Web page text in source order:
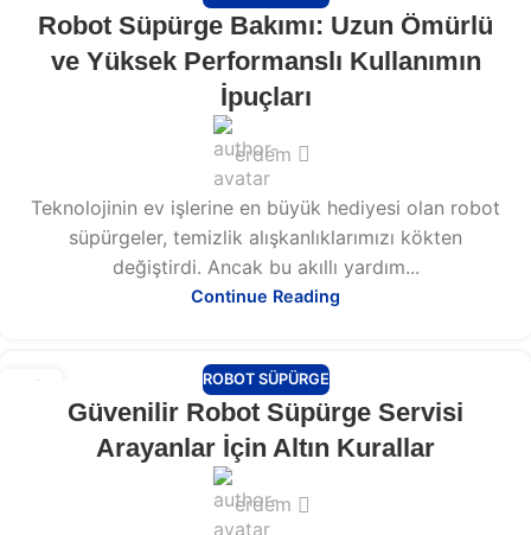
ŞUBRobot Süpürge Bakımı: Uzun Ömürlü
ve Yüksek Performanslı Kullanımın
İpuçları
erdem
Teknolojinin ev işlerine en büyük hediyesi olan robot
süpürgeler, temizlik alışkanlıklarımızı kökten
değiştirdi. Ancak bu akıllı yardım...
Continue Reading
13 ROBOT SÜPÜRGE
Güvenilir Robot Süpürge Servisi
Arayanlar İçin Altın Kurallar
erdem